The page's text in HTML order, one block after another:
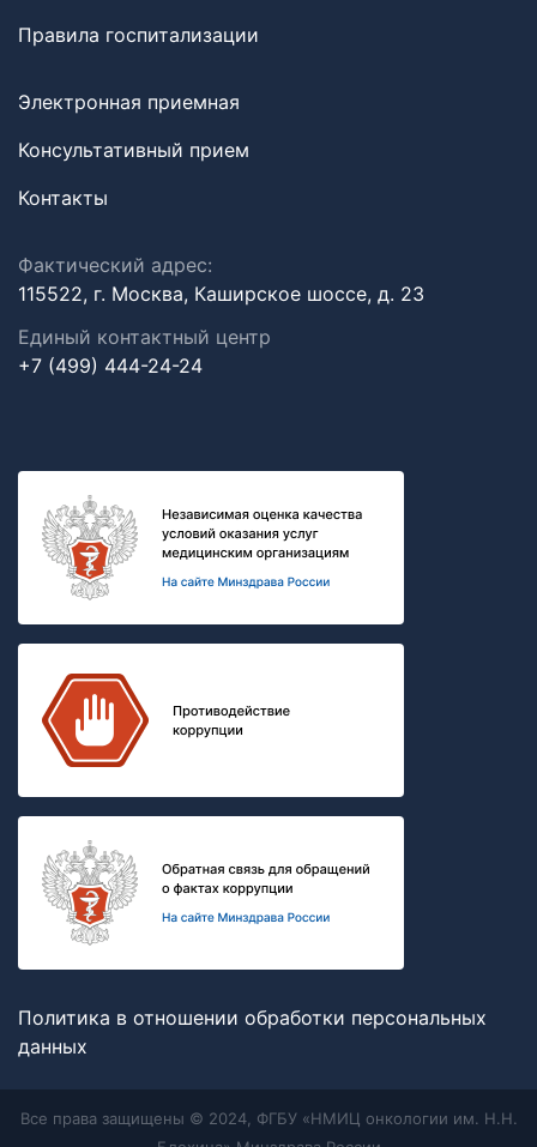
Правила госпитализации
Электронная приемная
Консультативный прием
Контакты
Фактический адрес:
115522, г. Москва, Каширское шоссе, д. 23
Единый контактный центр
+7 (499) 444-24-24
Политика в отношении обработки персональных
данных
Все права защищены © 2024, ФГБУ «НМИЦ онкологии им. Н.Н.